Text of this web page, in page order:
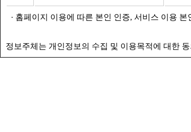
· 홈페이지 이용에 따른 본인 인증, 서비스 이용
정보주체는 개인정보의 수집 및 이용목적에 대한